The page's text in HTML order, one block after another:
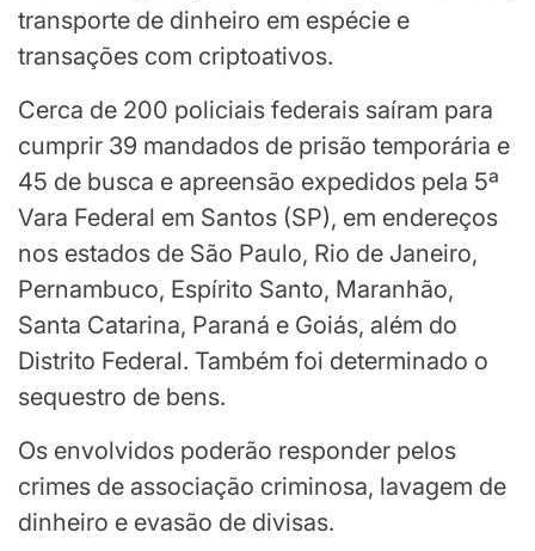
transporte de dinheiro em espécie e
transações com criptoativos.
Cerca de 200 policiais federais saíram para
cumprir 39 mandados de prisão temporária e
45 de busca e apreensão expedidos pela 5ª
Vara Federal em Santos (SP), em endereços
nos estados de São Paulo, Rio de Janeiro,
Pernambuco, Espírito Santo, Maranhão,
Santa Catarina, Paraná e Goiás, além do
Distrito Federal. Também foi determinado o
sequestro de bens.
Os envolvidos poderão responder pelos
crimes de associação criminosa, lavagem de
dinheiro e evasão de divisas.